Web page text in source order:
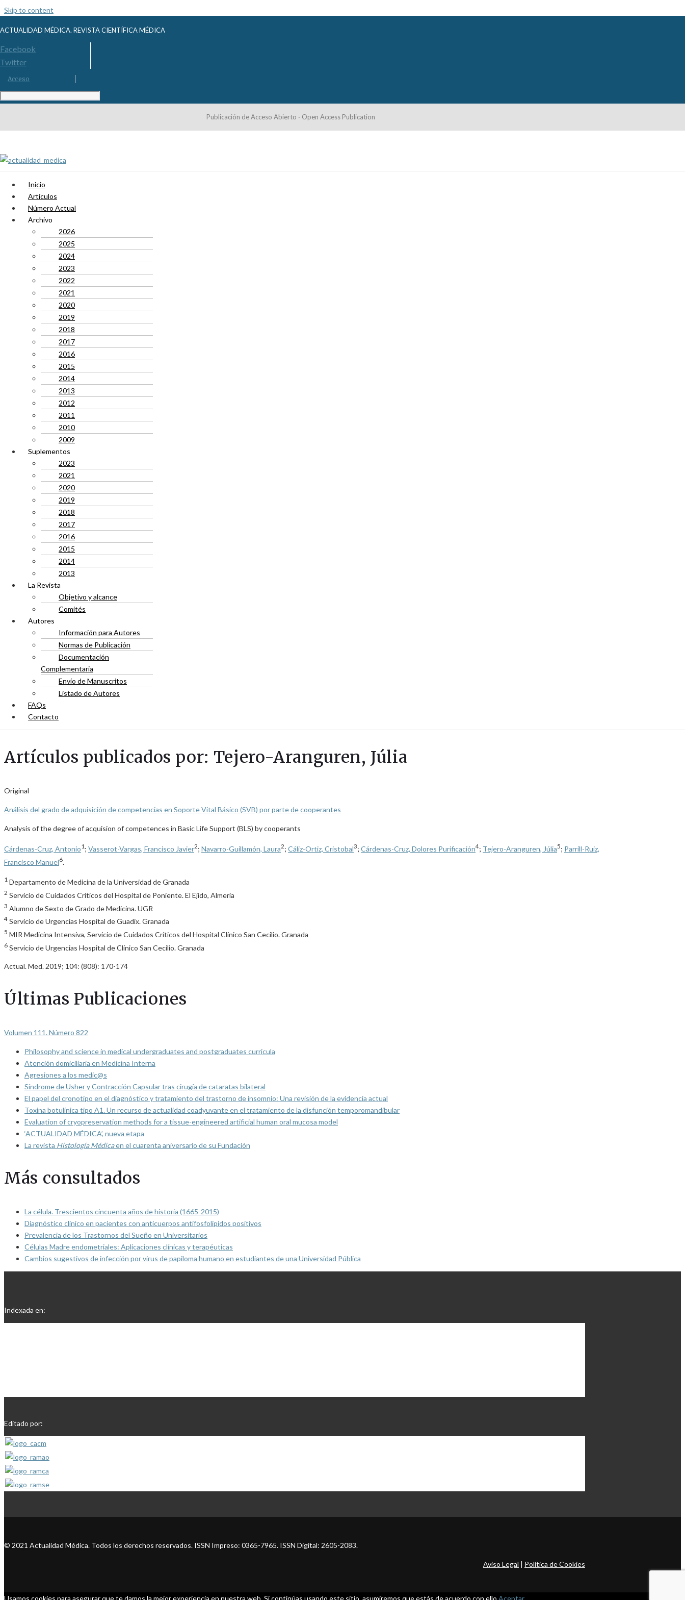
Skip to content
ACTUALIDAD MÉDICA. REVISTA CIENTÍFICA MÉDICA
Facebook
Twitter
Acceso
Publicación de Acceso Abierto · Open Access Publication
Inicio
Artículos
Número Actual
Archivo
2026
2025
2024
2023
2022
2021
2020
2019
2018
2017
2016
2015
2014
2013
2012
2011
2010
2009
Suplementos
2023
2021
2020
2019
2018
2017
2016
2015
2014
2013
La Revista
Objetivo y alcance
Comités
Autores
Información para Autores
Normas de Publicación
Documentación
Complementaria
Envío de Manuscritos
Listado de Autores
FAQs
Contacto
Artículos publicados por: Tejero-Aranguren, Júlia
Original
Análisis del grado de adquisición de competencias en Soporte Vital Básico (SVB) por parte de cooperantes
Analysis of the degree of acquision of competences in Basic Life Support (BLS) by cooperants
Cárdenas-Cruz, Antonio1 ; Vasserot-Vargas, Francisco Javier2; Navarro-Guillamón, Laura2; Cáliz-Ortiz, Cristobal3; Cárdenas-Cruz, Dolores Purificación4; Tejero-Aranguren, Júlia5; Parrill-Ruiz,
Francisco Manuel6
1 Departamento de Medicina de la Universidad de Granada
2 Servicio de Cuidados Críticos del Hospital de Poniente. El Ejido, Almería
3 Alumno de Sexto de Grado de Medicina. UGR
4 Servicio de Urgencias Hospital de Guadix. Granada
5 MIR Medicina Intensiva, Servicio de Cuidados Críticos del Hospital Clínico San Cecilio. Granada
6 Servicio de Urgencias Hospital de Clínico San Cecilio. Granada
Actual. Med. 2019; 104: (808): 170-174
Últimas Publicaciones
Volumen 111. Número 822
Philosophy and science in medical undergraduates and postgraduates curricula
Atención domiciliaria en Medicina Interna
Agresiones a los medic@s
Síndrome de Usher y Contracción Capsular tras cirugía de cataratas bilateral
El papel del cronotipo en el diagnóstico y tratamiento del trastorno de insomnio: Una revisión de la evidencia actual
Toxina botulínica tipo A1. Un recurso de actualidad coadyuvante en el tratamiento de la disfunción temporomandibular
Evaluation of cryopreservation methods for a tissue-engineered artificial human oral mucosa model
‘ACTUALIDAD MÉDICA’, nueva etapa
La revista Histología Médicaen el cuarenta aniversario de su Fundación
Más consultados
La célula. Trescientos cincuenta años de historia (1665-2015)
Diagnóstico clínico en pacientes con anticuerpos antifosfolípidos positivos
Prevalencia de los Trastornos del Sueño en Universitarios
Células Madre endometriales: Aplicaciones clínicas y terapéuticas
Cambios sugestivos de infección por virus de papiloma humano en estudiantes de una Universidad Pública
Indexada en:
Editado por:
© 2021 Actualidad Médica. Todos los derechos reservados. ISSN Impreso: 0365-7965. ISSN Digital: 2605-2083.
Aviso Legal | Política de Cookies